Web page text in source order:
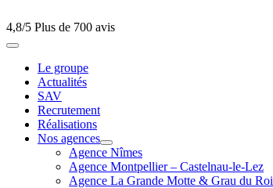
4,8/5 Plus de 700 avis
Le groupe
Actualités
SAV
Recrutement
Réalisations
Nos agences
Agence Nîmes
Agence Montpellier – Castelnau-le-Lez
Agence La Grande Motte & Grau du Roi